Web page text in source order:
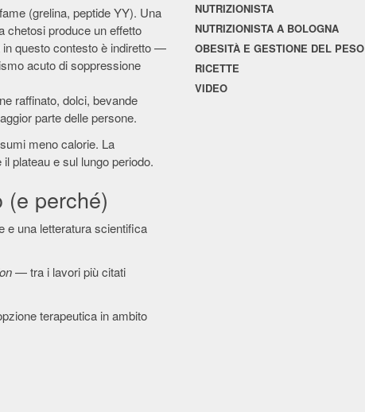
(grelina, peptide YY). Una
chetosi produce un effetto
in questo contesto è indiretto —
acuto di soppressione
raffinato, dolci, bevande
parte delle persone.
meno calorie. La
plateau e sul lungo periodo.
(e perché)
e una letteratura scientifica
— tra i lavori più citati
terapeutica in ambito
NUTRIZIONISTA
NUTRIZIONISTA A BOLOGNA
OBESITÀ E GESTIONE DEL PESO
RICETTE
VIDEO